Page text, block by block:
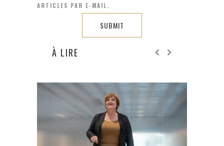
ARTICLES PAR E-MAIL.
À LIRE